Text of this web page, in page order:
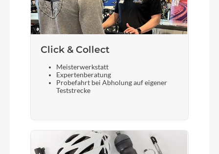
Click & Collect
Meisterwerkstatt
Expertenberatung
Probefahrt bei Abholung auf eigener
Teststrecke